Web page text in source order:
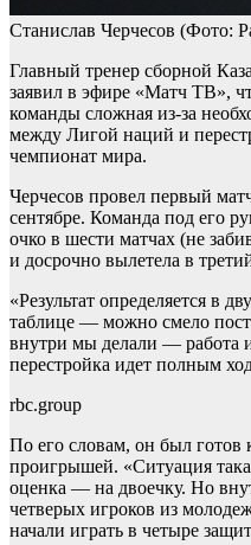
Станислав Черчесов (Фото:
Главный тренер сборной
заявил в эфире «Матч ТВ»,
команды сложная из-за
между Лигой наций и
чемпионат мира.
Черчесов провел первый
сентябре. Команда под его
очко в шести матчах (не
и досрочно вылетела в
«Результат определяется в
таблице — можно смело
внутри мы делали — работа
перестройка идет полным
rbc.group
По его словам, он был готов
проигрышей. «Ситуация
оценка — на двоечку. Но
четверых игроков из
начали играть в четыре